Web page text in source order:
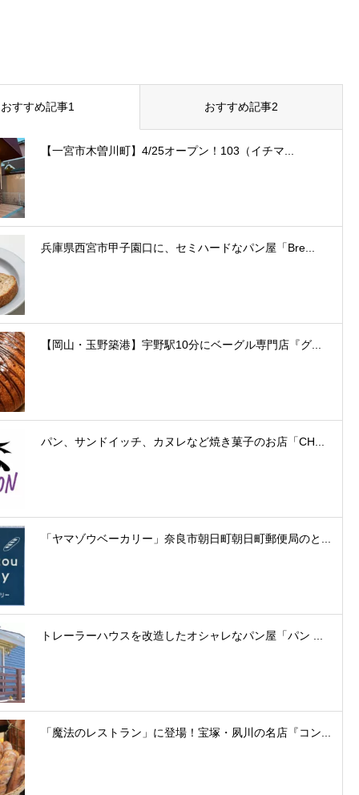
おすすめ記事1 おすすめ記事2
【一宮市木曽川町】4/25オープン！103（イチマ...
兵庫県西宮市甲子園口に、セミハードなパン屋「Bre...
【岡山・玉野築港】宇野駅10分にベーグル専門店『グ...
パン、サンドイッチ、カヌレなど焼き菓子のお店「CH...
「ヤマゾウベーカリー」奈良市朝日町朝日町郵便局のと...
トレーラーハウスを改造したオシャレなパン屋「パン ...
「魔法のレストラン」に登場！宝塚・夙川の名店『コン...